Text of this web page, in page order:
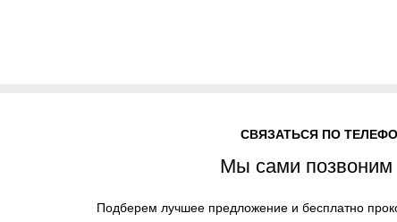
СВЯЗАТЬСЯ ПО
Мы сами
Подберем лучшее предложение и бесплатно